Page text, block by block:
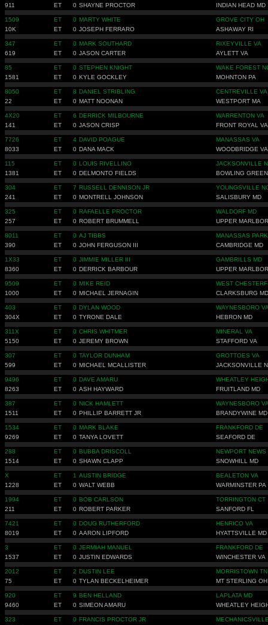
911 ET 0 SHAYNE PROCTOR INDIAN HEAD MD
1509 ET 0 MARTY WHITE
GROVE CITY OH
10K
ET 0 JOSEPH FERRARO ASHAWAY RI
347 ET 0 MARK SOUTHARD
RIXEYVILLE VA
619
ET 0 JASON CARTER AYLETT VA
85 ET 0 STEPHEN KNIGHT
WAKE FOREST
1581
ET 0 KYLE GOCKLEY MOHNTON PA
8050 ET 8 DANIEL STRIBLING
CENTREVILLE VA
22
ET 0 MATT NOONAN WESTPORT MA
4X20 ET 6 DERRICK MILBOURNE
WARRENTON VA
141
ET 0 JASON CRISP FRONT ROYAL VA
7726 ET 4 DAVID POAGUE
MANASSAS VA
8033
ET 0 DANA MACK WOODBRIDGE VA
115 ET 0 LOUIS RIVELLINO
JACKSONVILLE
1381
ET 0 DELMONTO FIELDS BOWLING
304 ET 7 RUSSELL DENNISON JR
YOUNGSVILLE
241
ET 0 MONTRELL JOHNSON SALISBURY MD
325 ET 0 RAFAELLE PROCTOR
WALDORF MD
257
ET 0 ROBERT BRUMMELL UPPER
8011 ET 0 AJ TIBBS
MANASSAS
390
ET 0 JOHN FERGUSON III CAMBRIDGE MD
1X33 ET 0 JIMMIE MILLER III
GAMBRILLS MD
8360
ET 0 DERRICK BARBOUR UPPER
9509 ET 0 MIKE REID
WEST
1000
ET 0 MICHAEL JERNAGIN CLARKSBURG MD
403 ET 0 DYLAN WOOD
WAYNESBORO
304X
ET 0 TYRONE DALE HEBRON MD
311X ET 0 CHRIS WHITMER
MINERAL VA
5150
ET 0 JEREMY BROWN STAFFORD VA
307 ET 0 TAYLOR DUNHAM
GROTTOES VA
599
ET 0 MICHAEL MCALLISTER JACKSONVILLE
9496 ET 0 DAVE AMARU
WHEATLEY
8263
ET 0 ASH HAYWARD FRUITLAND MD
387 ET 0 NICK HAMLETT
WAYNESBORO
1511
ET 0 PHILLIP BARRETT JR BRANDYWINE MD
1534 ET 0 MARK BLAKE
FRANKFORD DE
9269
ET 0 TANYA LOVETT SEAFORD DE
288 ET 0 BUBBA DRISCOLL
NEWPORT NEWS
1514
ET 0 SHAWN CLAPP SNOWHILL MD
X ET 1 AUSTIN BRIDGE
BEALETON VA
1228
ET 0 WALT WEBB WARMINSTER PA
1994 ET 0 BOB CARLSON
TORRINGTON CT
211
ET 0 ROBERT PARKER SANFORD FL
7421 ET 0 DOUG RUTHERFORD
HENRICO VA
8019
ET 0 AARON LIPFORD HYATTSVILLE MD
3 ET 0 JERMIAH MANUEL
FRANKFORD DE
1537
ET 0 JUSTIN EDWARDS WINCHESTER VA
2012 ET 2 DUSTIN LEE
MORRISTOWN TN
75
ET 0 TYLAN BECKELHEIMER MT STERLING OH
920 ET 9 BEN HELLAND
LAPLATA MD
9460
ET 0 SIMEON AMARU WHEATLEY
323 ET 0 FRANCIS PROCTOR JR